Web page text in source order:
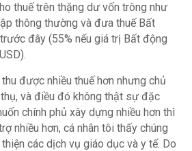
thuế trên thặng dư vốn trông như
thông thường và đưa thuế Bất
đây (55% nếu giá trị Bất động
được nhiều thuế hơn nhưng chủ
và điều đó không thật sự đặc
chính phủ xây dựng nhiều hơn thì
nhiều hơn, cá nhân tôi thấy chúng
các dịch vụ giáo dục và y tế. Do